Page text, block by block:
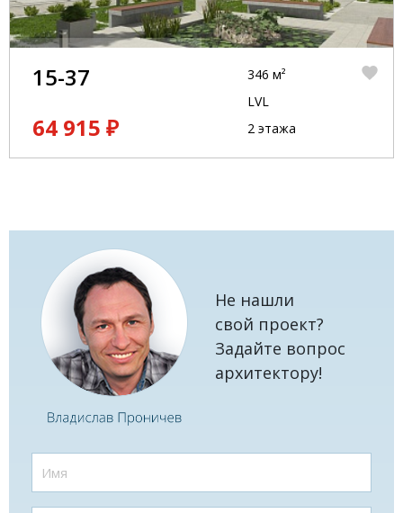
15-37
64 915 ₽
346 м²
LVL
2 этажа
Не нашли
свой проект?
Задайте вопрос
архитектору!